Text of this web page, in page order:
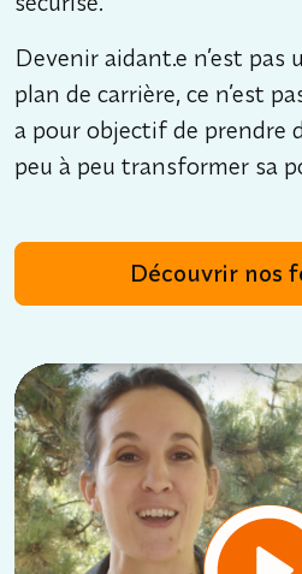
Devenir aidant.e n’est pas
plan de carrière, ce n’est
a pour objectif de prendre
peu à peu transformer sa
Découvrir nos